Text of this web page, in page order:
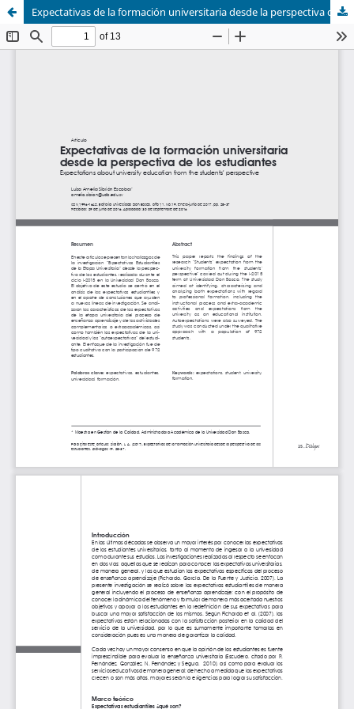
Expectativas de la formación universitaria desde la perspectiva de los estudiantes